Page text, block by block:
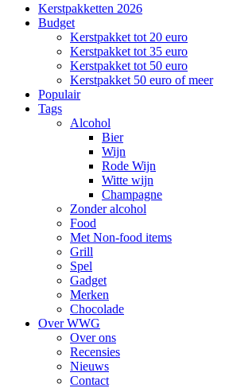
Kerstpakketten 2026
Budget
Kerstpakket tot 20 euro
Kerstpakket tot 35 euro
Kerstpakket tot 50 euro
Kerstpakket 50 euro of meer
Populair
Tags
Alcohol
Bier
Wijn
Rode Wijn
Witte wijn
Champagne
Zonder alcohol
Food
Met Non-food items
Grill
Spel
Gadget
Merken
Chocolade
Over WWG
Over ons
Recensies
Nieuws
Contact